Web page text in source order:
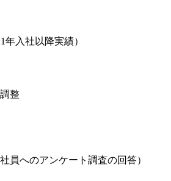
年入社以降実績）
整
員へのアンケート調査の回答）